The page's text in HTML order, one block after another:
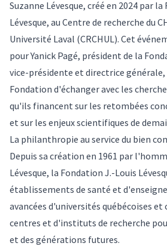
Suzanne Lévesque, créé en 2024 par
Lévesque, au Centre de recherche du
Université Laval (CRCHUL). Cet
pour Yanick Pagé, président de la
vice-présidente et directrice
Fondation d'échanger avec les
qu'ils financent sur les retombées
et sur les enjeux scientifiques de
La philanthropie au service du bien
Depuis sa création en 1961 par
Lévesque, la Fondation J.-Louis
établissements de santé et
avancées d'universités québécoises et
centres et d'instituts de recherche
et des générations futures.